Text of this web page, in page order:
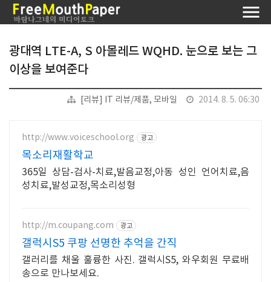
광대역 LTE-A, S 아몰레드 WQHD. 눈으로 보는 그
이상을 보여준다
[리뷰] IT 리뷰/제품, 모바일 2014. 8. 5. 06:30
http://www.voiceschool.org 광고
목소리재활학교
365일 상담-검사-치료,발음교정,아동 성인 언어치료,음
성치료,발성교정,목소리성형
http://m.coupang.com 광고
갤럭시S5 쿠팡 선명한 추억을 간직
갤러리를 채울 훌륭한 사진. 갤럭시S5, 와우회원 무료배
송으로 만나보세요.